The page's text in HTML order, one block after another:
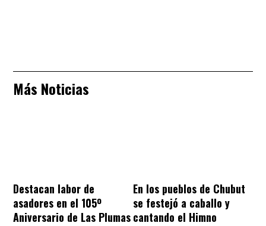
Más Noticias
Destacan labor de
asadores en el 105º
Aniversario de Las Plumas
En los pueblos de Chubut
se festejó a caballo y
cantando el Himno